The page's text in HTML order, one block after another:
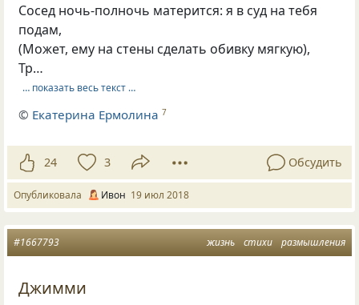
Сосед ночь-полночь матерится: я в суд на тебя
подам,
(Может, ему на стены сделать обивку мягкую),
Тр…
… показать весь текст …
© Екатерина Ермолина 7
24 3 Обсудить
Опубликовала Ивон 19 июл 2018
жизнь стихи размышления
#1667793
Джимми